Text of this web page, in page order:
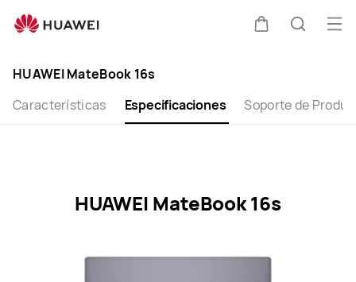
MateBook
Specification
HUAWEI MateBook 16s
Características
Especificaciones Soporte de
HUAWEI MateBook 16s